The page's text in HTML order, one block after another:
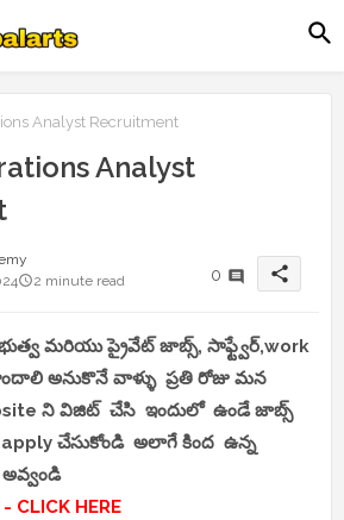
Analyst Recruitment
Analyst
2 minute read 0 share
మరియు ప్రైవేట్ జాబ్స్, సాఫ్ట్వేర్,work
అనుకొనే వాళ్ళు ప్రతి రోజు మన
ని విజిట్ చేసి ఇందులో ఉండే జాబ్స్
apply చేసుకోండి అలాగే కింద ఉన్న
అవ్వండి
CLICK HERE